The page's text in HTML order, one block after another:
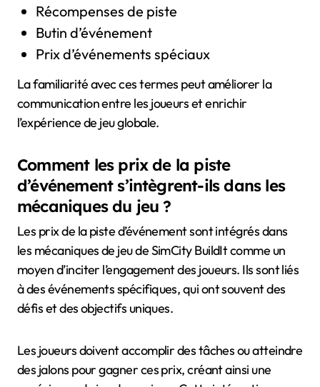
Récompenses de piste
Butin d’événement
Prix d’événements spéciaux
La familiarité avec ces termes peut améliorer la
communication entre les joueurs et enrichir
l’expérience de jeu globale.
Comment les prix de la piste
d’événement s’intègrent-ils dans les
mécaniques du jeu ?
Les prix de la piste d’événement sont intégrés dans
les mécaniques de jeu de SimCity BuildIt comme un
moyen d’inciter l’engagement des joueurs. Ils sont liés
à des événements spécifiques, qui ont souvent des
défis et des objectifs uniques.
Les joueurs doivent accomplir des tâches ou atteindre
des jalons pour gagner ces prix, créant ainsi une